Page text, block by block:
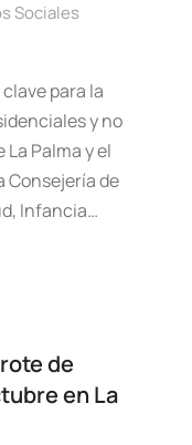
Sociales
para la
y no
Palma y el
Consejería de
Infancia…
de
en La